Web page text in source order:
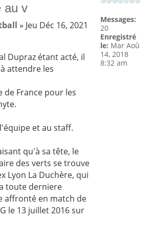
au v
» Jeu Déc 16, 2021
Dupraz étant acté, il
attendre les
de France pour les
et au staff.
qu'à sa tête, le
des verts se trouve
Lyon La Duchère, qui
toute derniere
affronté en match de
le 13 juillet 2016 sur
Messages:
20
Enregistré
le: Mar Aoû
14, 2018
8:32 am